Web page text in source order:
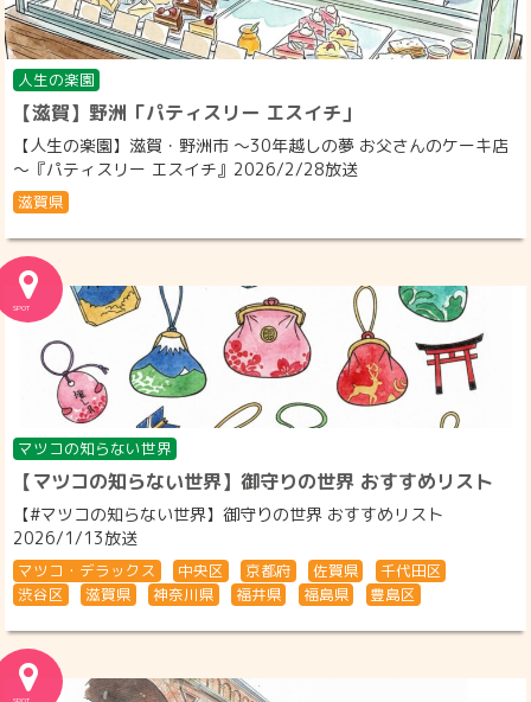
人生の楽園
【滋賀】野洲「パティスリー エスイチ」
【人生の楽園】滋賀・野洲市 ～30年越しの夢 お父さんのケーキ店
～『パティスリー エスイチ』2026/2/28放送
滋賀県
マツコの知らない世界
【マツコの知らない世界】御守りの世界 おすすめリスト
【#マツコの知らない世界】御守りの世界 おすすめリスト
2026/1/13放送
マツコ・デラックス 中央区 京都府 佐賀県
千代田区
渋谷区
滋賀県 神奈川県 福井県 福島県 豊島区